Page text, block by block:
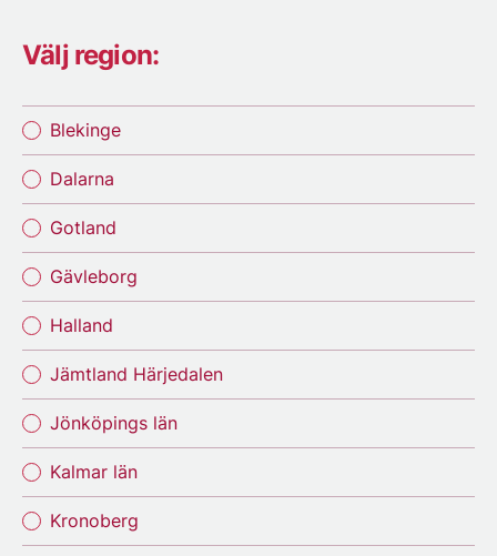
Välj region:
Blekinge
Dalarna
Gotland
Gävleborg
Halland
Jämtland Härjedalen
Jönköpings län
Kalmar län
Kronoberg